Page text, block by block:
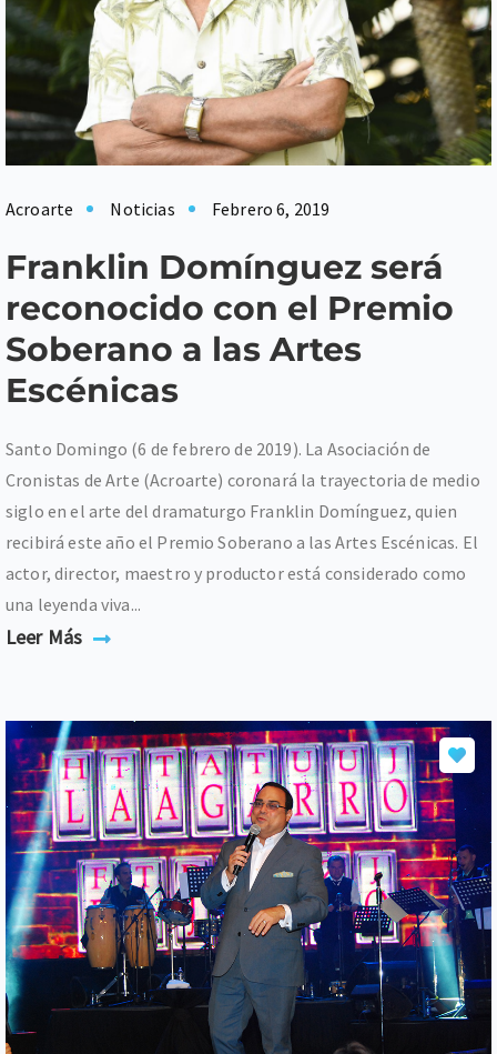
Acroarte Noticias Febrero 6, 2019
Franklin Domínguez será
reconocido con el Premio
Soberano a las Artes
Escénicas
Santo Domingo (6 de febrero de 2019). La Asociación de
Cronistas de Arte (Acroarte) coronará la trayectoria de medio
siglo en el arte del dramaturgo Franklin Domínguez, quien
recibirá este año el Premio Soberano a las Artes Escénicas. El
actor, director, maestro y productor está considerado como
una leyenda viva...
Leer Más